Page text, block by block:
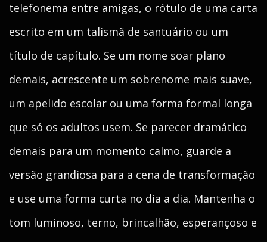
telefonema entre amigas, o rótulo de uma carta
escrito em um talismã de santuário ou um
título de capítulo. Se um nome soar plano
demais, acrescente um sobrenome mais suave,
um apelido escolar ou uma forma formal longa
que só os adultos usem. Se parecer dramático
demais para um momento calmo, guarde a
versão grandiosa para a cena de transformação
e use uma forma curta no dia a dia. Mantenha o
tom luminoso, terno, brincalhão, esperançoso e